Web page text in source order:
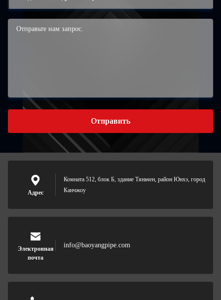
Отправить
Адрес
Комната 512, блок Б, здание Тяньчен, район Юнхэ, город
Канчжоу
Электронная
почта
info@baoyangpipe.com